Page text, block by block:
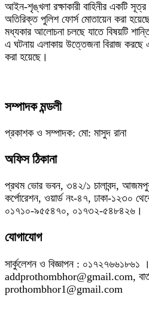
আইন-শৃঙ্খলা রক্ষাকারী বাহিনীর একটি
অতিরিক্ত পুলিশ ফোর্স মোতায়েন করা
মধ্যকার আলোচনা চলছে যাতে বিষয়টি
এ ঘটনায় এলাকায় উত্তেজনা বিরাজ করছে
করা হয়েছে।
সম্পাদক মন্ডলী
প্রকাশক ও সম্পাদক: মো: মাসুদ রানা
অফিস ঠিকানা
প্রথম ভোর ভবন, ৩৪২/১ চালাবন্দ,
কর্পোরেশন, ওয়ার্ড নং-৪৭, ঢাকা-১২৩০
০১৭১০-৯৫৫৪৭০, ০১৭৩২-৫৪৮৪২৬।
যোগাযোগ
সার্কুলেশন ও বিজ্ঞাপন : ০১৭২৭৬৬১৮৬১ ।
addprothombhor@gmail.com,
prothombhor1@gmail.com